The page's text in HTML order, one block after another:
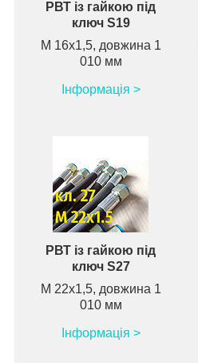
РВТ із гайкою під
ключ S19
М 16х1,5, довжина 1
010 мм
Інформація >
РВТ із гайкою під
ключ S27
М 22х1,5, довжина 1
010 мм
Інформація >